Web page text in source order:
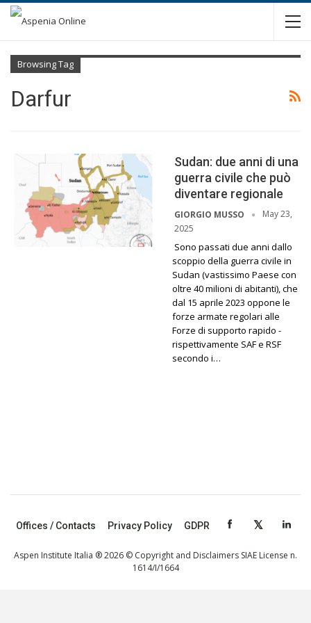
Browsing Tag
Darfur
Sudan: due anni di una
guerra civile che può
diventare regionale
GIORGIO MUSSO
May 23,
2025
Sono passati due anni dallo
scoppio della guerra civile in
Sudan (vastissimo Paese con
oltre 40 milioni di abitanti), che
dal 15 aprile 2023 oppone le
forze armate regolari alle
Forze di supporto rapido -
rispettivamente SAF e RSF
secondo i…
Offices / Contacts Privacy Policy GDPR
Aspen Institute Italia ® 2026 © Copyright and Disclaimers SIAE License n.
1614/I/1664